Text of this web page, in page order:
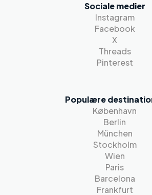
Sociale medier
Instagram
Facebook
X
Threads
Pinterest
Populære
København
Berlin
München
Stockholm
Wien
Paris
Barcelona
Frankfurt